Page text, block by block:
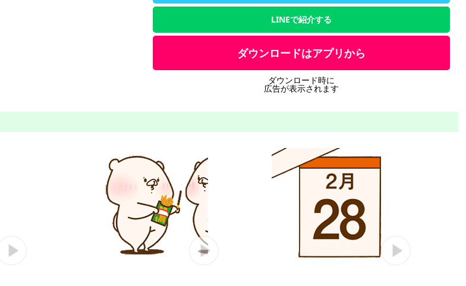
LINEで紹介する
ダウンロードはアプリから
ダウンロード時に
広告が表示されます